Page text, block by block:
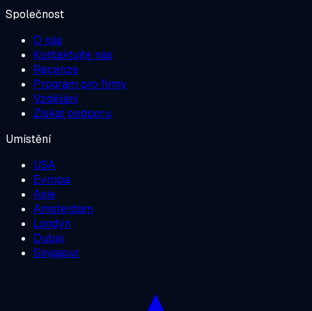
Společnost
O nás
Kontaktujte nás
Recenze
Program pro firmy
Vzdělání
Získat podporu
Umístění
USA
Evropa
Asie
Amsterdam
Londýn
Dubaj
Singapur